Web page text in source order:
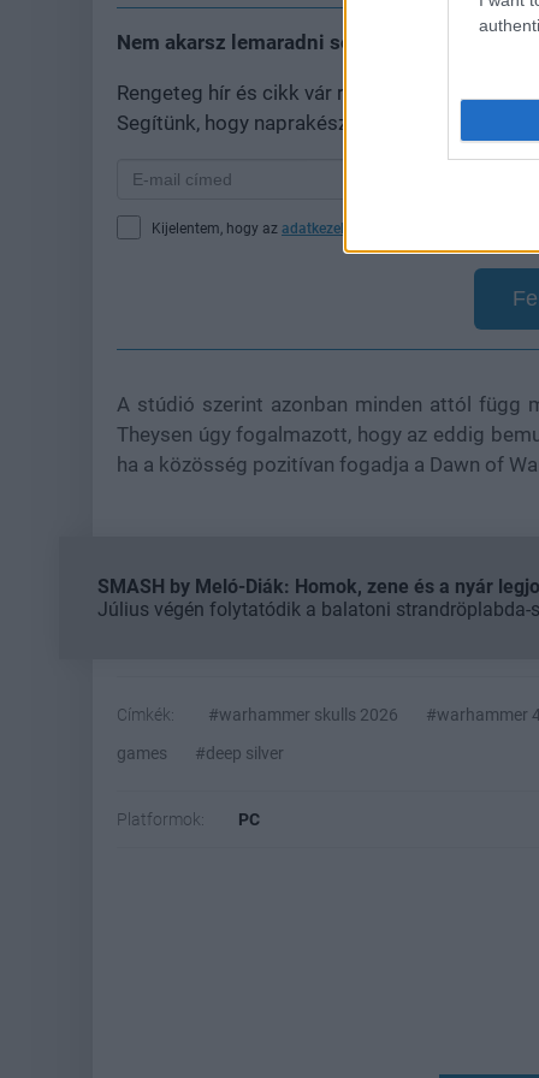
Nem akarsz lemaradni semmiről?
Rengeteg hír és cikk vár rád, lehet, hogy
Segítünk, hogy naprakész maradj, kiválogatjuk
Kijelentem, hogy az adatkezelési nyilatkozat
A stúdió szerint azonban minden attól függ
Theysen úgy fogalmazott, hogy az eddig
ha a közösség pozitívan fogadja a Dawn of
SMASH by Meló-Diák: Homok, zene és a nyár
Július végén folytatódik a balatoni strandröplabda-
Címkék: #warhammer skulls 2026 #warhammer
games
#deep silver
Platformok: PC